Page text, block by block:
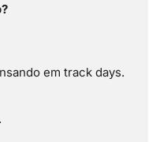
em track days.